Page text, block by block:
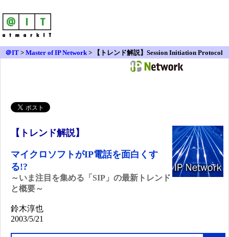
＠IT > Master of IP Network > 【トレンド解説】Session Initiation Protocol
【トレンド解説】
マイクロソフトがIP電話を面白くす
る!?
～いま注目を集める「SIP」の最新トレンド
と概要～
鈴木淳也
2003/5/21